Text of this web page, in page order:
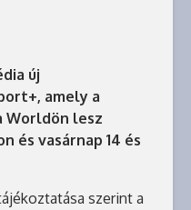
új
amely a
Worldön lesz
és vasárnap 14 és
szerint a